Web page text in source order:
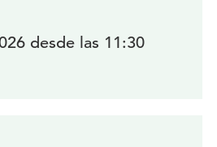
desde las 11:30